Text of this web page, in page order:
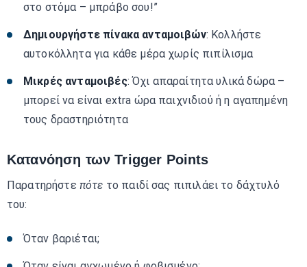
στο στόμα – μπράβο σου!”
Δημιουργήστε πίνακα ανταμοιβών: Κολλήστε
αυτοκόλλητα για κάθε μέρα χωρίς πιπίλισμα
Μικρές ανταμοιβές: Όχι απαραίτητα υλικά δώρα –
μπορεί να είναι extra ώρα παιχνιδιού ή η αγαπημένη
τους δραστηριότητα
Κατανόηση των Trigger Points
Παρατηρήστε πότε το παιδί σας πιπιλάει το δάχτυλό
του:
Όταν βαριέται;